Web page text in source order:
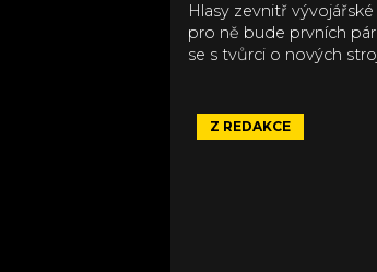
Hlasy zevnitř
pro ně bude prvních
se s tvůrci o nových
nebylo pořádně co
situace, kdy počet
balíku všech vydaných
Z REDAKCE